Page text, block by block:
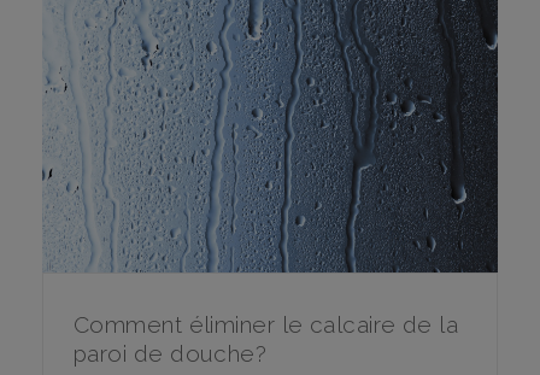
Comment éliminer le calcaire de la
paroi de douche?